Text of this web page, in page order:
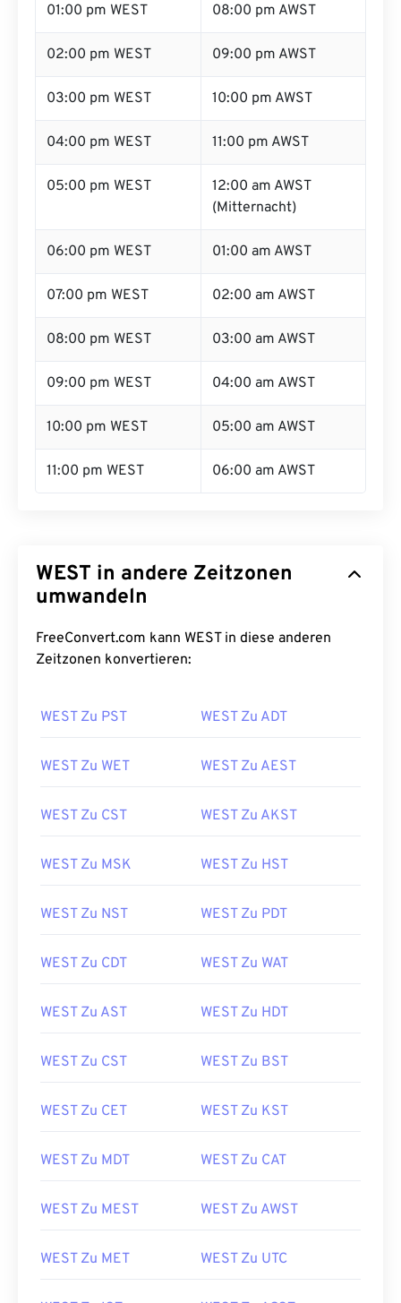
01:00 pm WEST 08:00 pm AWST
02:00 pm WEST 09:00 pm AWST
03:00 pm WEST 10:00 pm AWST
04:00 pm WEST 11:00 pm AWST
05:00 pm WEST
12:00 am AWST
(Mitternacht)
06:00 pm WEST 01:00 am AWST
07:00 pm WEST 02:00 am AWST
08:00 pm WEST 03:00 am AWST
09:00 pm WEST 04:00 am AWST
10:00 pm WEST 05:00 am AWST
11:00 pm WEST 06:00 am AWST
WEST in andere Zeitzonen
umwandeln
FreeConvert.com kann WEST in diese anderen
Zeitzonen konvertieren:
WEST Zu PST WEST Zu ADT
WEST Zu WET WEST Zu AEST
WEST Zu CST WEST Zu AKST
WEST Zu MSK WEST Zu HST
WEST Zu NST WEST Zu PDT
WEST Zu CDT WEST Zu WAT
WEST Zu AST WEST Zu HDT
WEST Zu CST WEST Zu BST
WEST Zu CET WEST Zu KST
WEST Zu MDT WEST Zu CAT
WEST Zu MEST WEST Zu AWST
WEST Zu MET WEST Zu UTC